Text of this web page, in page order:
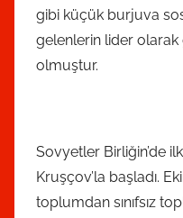
gibi küçük burjuva
gelenlerin lider
olmuştur.
Sovyetler Birliğin’de
Kruşçov’la başladı.
toplumdan sınıfsız